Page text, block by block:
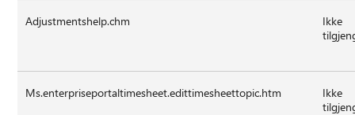
Adjustmentshelp.chm
Ikke
Ms.enterpriseportaltimesheet.edittimesheettopic.htm
Ikke